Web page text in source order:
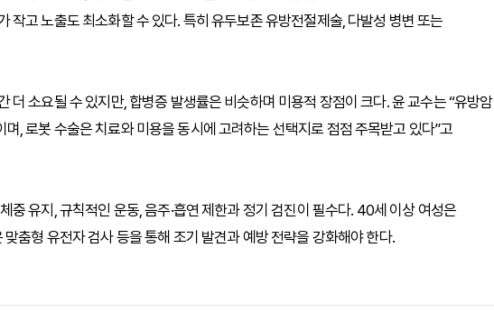
작고 노출도 최소화할 수 있다. 특히 유두보존 유방전절제술, 다발성 병변 또는
더 소요될 수 있지만, 합병증 발생률은 비슷하며 미용적 장점이 크다. 윤 교수는 “유방암
, 로봇 수술은 치료와 미용을 동시에 고려하는 선택지로 점점 주목받고 있다”고
중 유지, 규칙적인 운동, 음주·흡연 제한과 정기 검진이 필수다. 40세 이상 여성은
춤형 유전자 검사 등을 통해 조기 발견과 예방 전략을 강화해야 한다.